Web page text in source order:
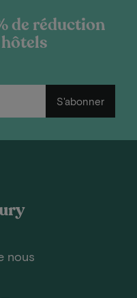
de réduction
S'abonner
nous